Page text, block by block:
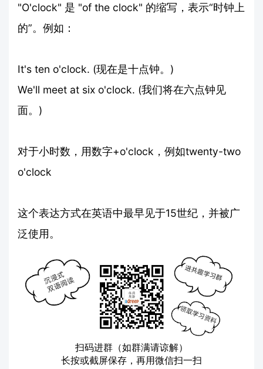
"O'clock" 是 "of the clock" 的缩写，表示“时钟上
的”。例如：
It's ten o'clock. (现在是十点钟。)
We'll meet at six o'clock. (我们将在六点钟见
面。)
对于小时数，用数字+o'clock，例如twenty-two
o'clock
这个表达方式在英语中最早见于15世纪，并被广
泛使用。
扫码进群（如群满请谅解）
长按或截屏保存，再用微信扫一扫